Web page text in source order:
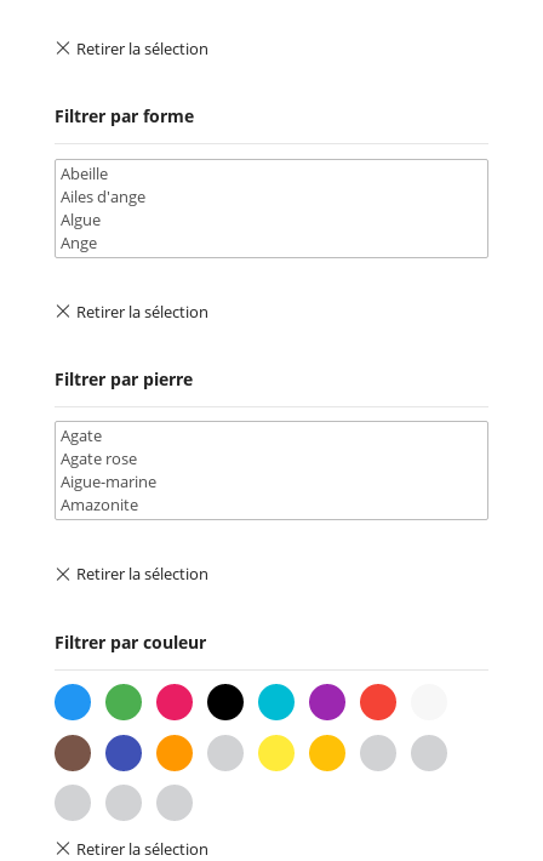
Filtrer par forme
Filtrer par pierre
Filtrer par couleur
bleu vert rose noir turquoiseviolet rouge
marron indigo orange or jaune ambre gris beige
fuchsia lilas
les-
4-
couleurs